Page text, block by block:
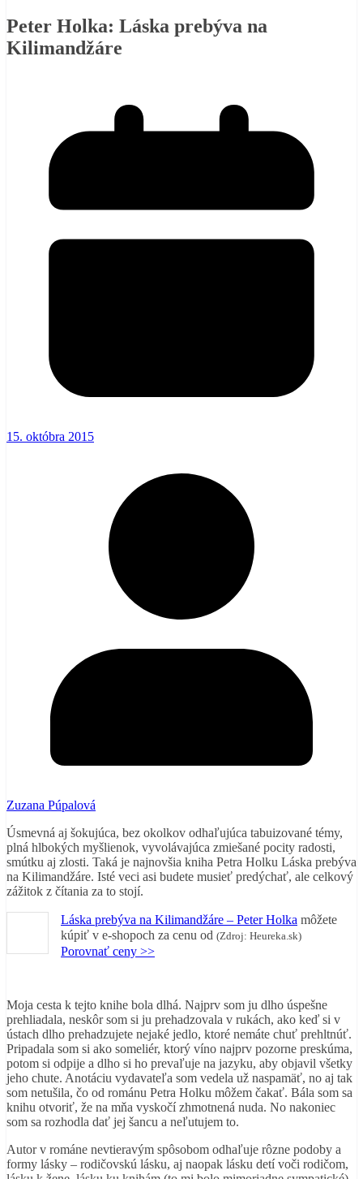
Peter Holka: Láska prebýva na
Kilimandžáre
15. októbra 2015
Zuzana Púpalová
Úsmevná aj šokujúca, bez okolkov odhaľujúca tabuizované témy,
plná hlbokých myšlienok, vyvolávajúca zmiešané pocity radosti,
smútku aj zlosti. Taká je najnovšia kniha Petra Holku Láska prebýva
na Kilimandžáre. Isté veci asi budete musieť predýchať, ale celkový
zážitok z čítania za to stojí.
Láska prebýva na Kilimandžáre – Peter Holka môžete
kúpiť v e-shopoch za cenu od (Zdroj: Heureka.sk)
Porovnať ceny >>
Moja cesta k tejto knihe bola dlhá. Najprv som ju dlho úspešne
prehliadala, neskôr som si ju prehadzovala v rukách, ako keď si v
ústach dlho prehadzujete nejaké jedlo, ktoré nemáte chuť prehltnúť.
Pripadala som si ako someliér, ktorý víno najprv pozorne preskúma,
potom si odpije a dlho si ho prevaľuje na jazyku, aby objavil všetky
jeho chute. Anotáciu vydavateľa som vedela už naspamäť, no aj tak
som netušila, čo od románu Petra Holku môžem čakať. Bála som sa
knihu otvoriť, že na mňa vyskočí zhmotnená nuda. No nakoniec
som sa rozhodla dať jej šancu a neľutujem to.
Autor v románe nevtieravým spôsobom odhaľuje rôzne podoby a
formy lásky – rodičovskú lásku, aj naopak lásku detí voči rodičom,